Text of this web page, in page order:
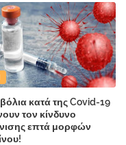
κατά της Covid-19
τον κίνδυνο
επτά μορφών